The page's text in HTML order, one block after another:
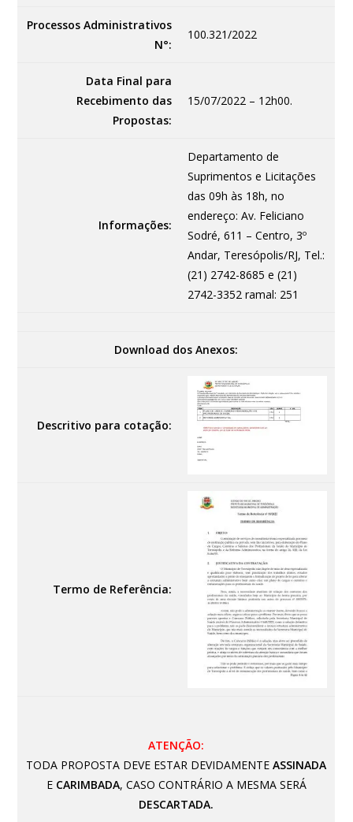
Processos Administrativos
N°:
100.321/2022
Data Final para
Recebimento das
Propostas:
15/07/2022 – 12h00.
Informações:
Departamento de
Suprimentos e Licitações
das 09h às 18h, no
endereço: Av. Feliciano
Sodré, 611 – Centro, 3º
Andar, Teresópolis/RJ, Tel.:
(21) 2742-8685 e (21)
2742-3352 ramal: 251
Download dos Anexos:
Descritivo para cotação:
Termo de Referência:
ATENÇÃO:
TODA PROPOSTA DEVE ESTAR DEVIDAMENTEASSINADA
E CARIMBADA, CASO CONTRÁRIO A MESMA SERÁ
DESCARTADA.